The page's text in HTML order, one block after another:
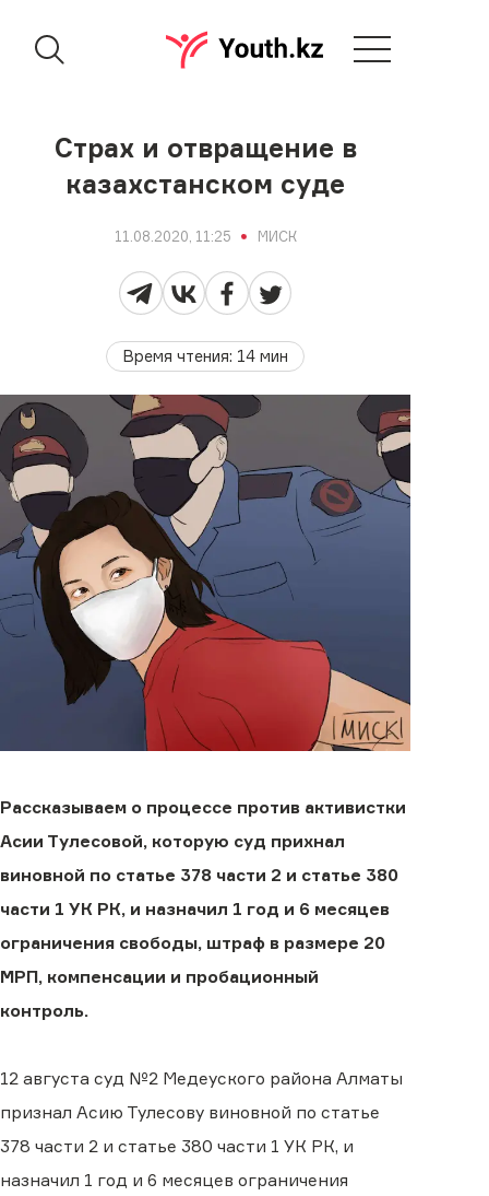
Страх и отвращение в
казахстанском суде
11.08.2020, 11:25 МИСК
Время чтения: 14мин
Рассказываем о процессе против активистки
Асии Тулесовой, которую суд прихнал
виновной по статье 378 части 2 и статье 380
части 1 УК РК, и назначил 1 год и 6 месяцев
ограничения свободы, штраф в размере 20
МРП, компенсации и пробационный
контроль.
12 августа суд №2 Медеуского района Алматы
признал Асию Тулесову виновной по статье
378 части 2 и статье 380 части 1 УК РК, и
назначил 1 год и 6 месяцев ограничения